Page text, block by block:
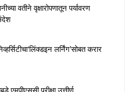
वतीने वृक्षारोपणातून पर्यावरण
लर्निंग’सोबत करार
एमपीएससी परीक्षा उत्तीर्ण